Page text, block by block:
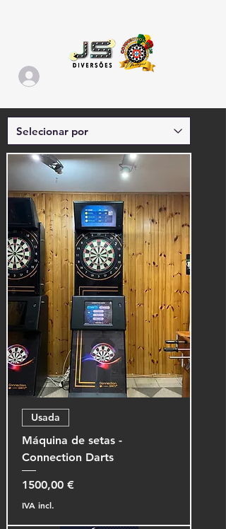
Usada
Máquina de setas -
Connection Darts
Preço
1500,00 €
IVA incl.